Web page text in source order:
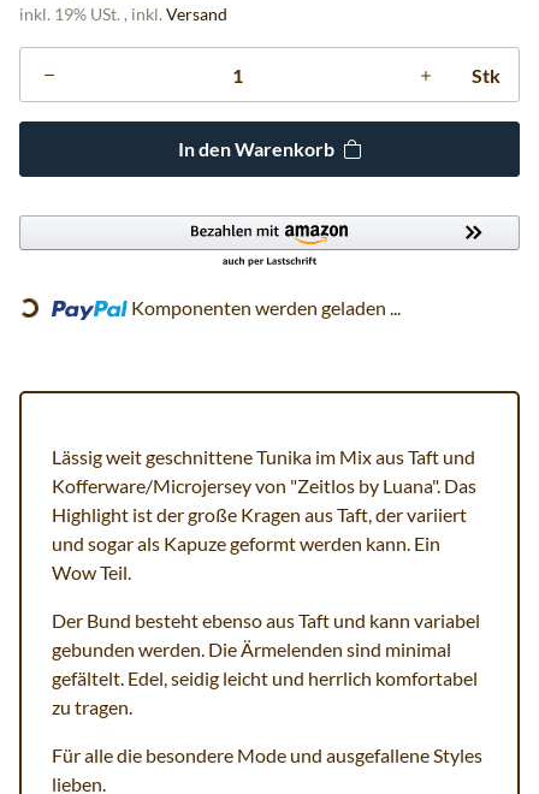
inkl. 19% USt. , inkl. Versand
Stk
In den Warenkorb
Loading... Komponenten werden geladen ...
Lässig weit geschnittene Tunika im Mix aus Taft und
Kofferware/Microjersey von "Zeitlos by Luana". Das
Highlight ist der große Kragen aus Taft, der variiert
und sogar als Kapuze geformt werden kann. Ein
Wow Teil.
Der Bund besteht ebenso aus Taft und kann variabel
gebunden werden. Die Ärmelenden sind minimal
gefältelt. Edel, seidig leicht und herrlich komfortabel
zu tragen.
Für alle die besondere Mode und ausgefallene Styles
lieben.